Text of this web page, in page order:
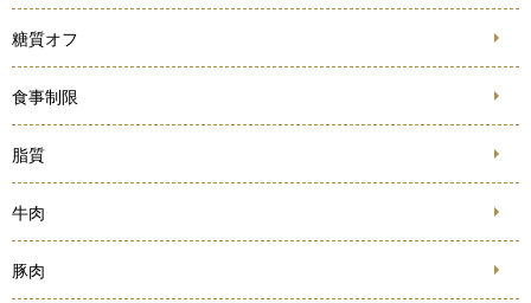
糖質オフ
食事制限
脂質
牛肉
豚肉